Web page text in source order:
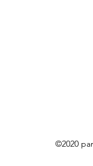
©2020